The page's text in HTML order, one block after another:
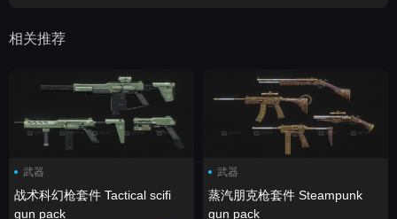
相关推荐
武器
战术科幻枪套件 Tactical scifi
gun pack
武器
蒸汽朋克枪套件 Steampunk
gun pack